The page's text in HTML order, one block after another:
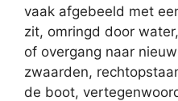
vaak afgebeeld met
zit, omringd door
of overgang naar
zwaarden,
de boot,